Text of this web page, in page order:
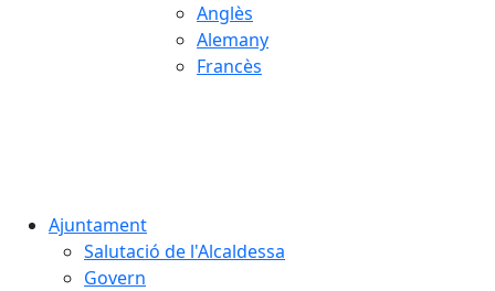
Anglès
Alemany
Francès
Ajuntament
Salutació de l'Alcaldessa
Govern